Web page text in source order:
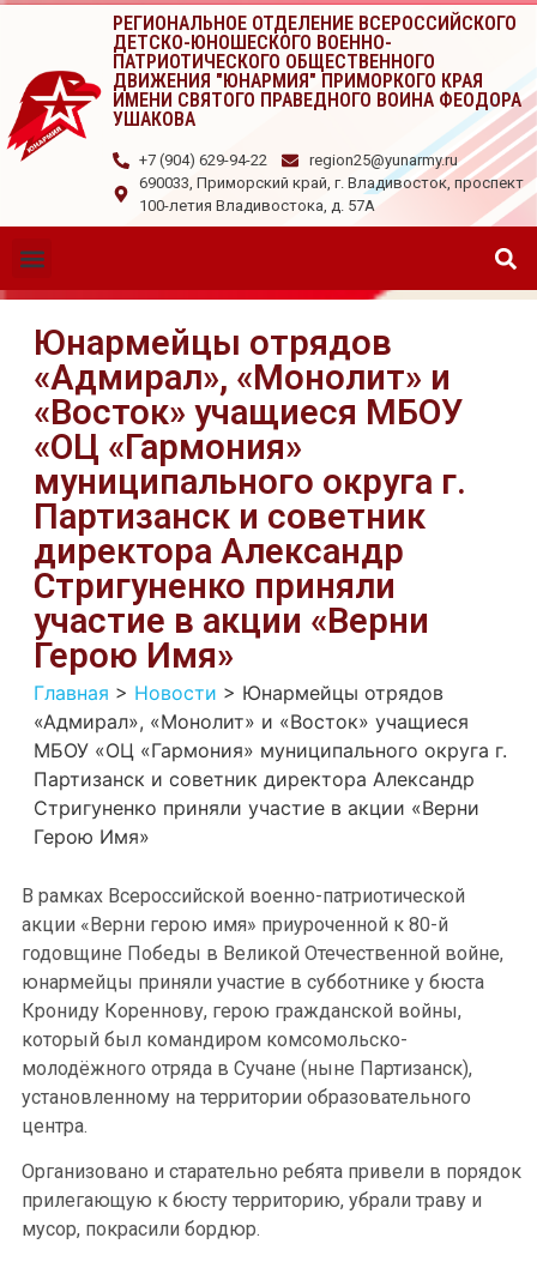
РЕГИОНАЛЬНОЕ ОТДЕЛЕНИЕ ВСЕРОССИЙСКОГО
ДЕТСКО-ЮНОШЕСКОГО ВОЕННО-
ПАТРИОТИЧЕСКОГО ОБЩЕСТВЕННОГО
ДВИЖЕНИЯ "ЮНАРМИЯ" ПРИМОРКОГО КРАЯ
ИМЕНИ СВЯТОГО ПРАВЕДНОГО ВОИНА ФЕОДОРА
УШАКОВА
+7 (904) 629-94-22
region25@yunarmy.ru
690033, Приморский край, г. Владивосток, проспект
100-летия Владивостока, д. 57А
Юнармейцы отрядов
«Адмирал», «Монолит» и
«Восток» учащиеся МБОУ
«ОЦ «Гармония»
муниципального округа г.
Партизанск и советник
директора Александр
Стригуненко приняли
участие в акции «Верни
Герою Имя»
Главная > Новости > Юнармейцы отрядов
«Адмирал», «Монолит» и «Восток» учащиеся
МБОУ «ОЦ «Гармония» муниципального округа г.
Партизанск и советник директора Александр
Стригуненко приняли участие в акции «Верни
Герою Имя»
В рамках Всероссийской военно-патриотической
акции «Верни герою имя» приуроченной к 80-й
годовщине Победы в Великой Отечественной войне,
юнармейцы приняли участие в субботнике у бюста
Крониду Кореннову, герою гражданской войны,
который был командиром комсомольско-
молодёжного отряда в Сучане (ныне Партизанск),
установленному на территории образовательного
центра.
Организовано и старательно ребята привели в порядок
прилегающую к бюсту территорию, убрали траву и
мусор, покрасили бордюр.